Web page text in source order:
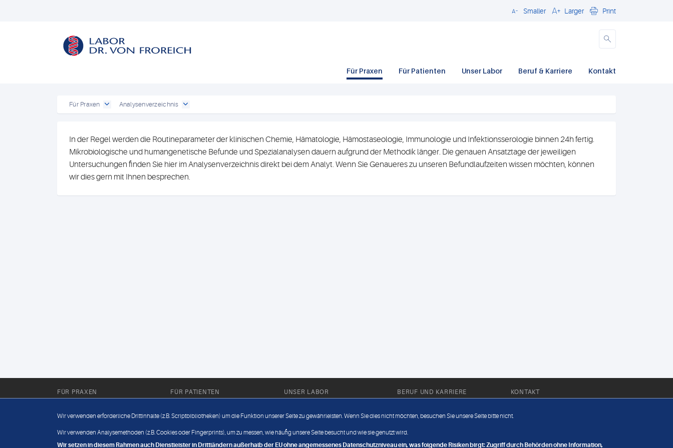
CloseSmaller Larger Print
Für Praxen Für Patienten Unser Labor Beruf & Karriere Kontakt
Für Praxen Analysenverzeichnis
In der Regel werden die Routineparameter der klinischen Chemie, Hämatologie, Hämostaseologie, Immunologie und Infektionsserologie binnen 24h fertig.
Mikrobiologische und humangenetische Befunde und Spezialanalysen dauern aufgrund der Methodik länger. Die genauen Ansatztage der jeweiligen
Untersuchungen finden Sie hier im Analysenverzeichnis direkt bei dem Analyt. Wenn Sie Genaueres zu unseren Befundlaufzeiten wissen möchten, können
wir dies gern mit Ihnen besprechen.
FÜR PRAXEN FÜR PATIENTEN UNSER LABOR
Außendienst
BERUF UND KARRIERE
Jobangebote
KONTAKT
Datenschutz
Wir verwenden erforderliche Drittinhalte (z.B. Scriptbibliotheken) um die Funktion unserer Seite zu gewährleisten. Wenn Sie dies nicht möchten, besuchen Sie unsere Seite bitte nicht.
Wir verwenden Analysemethoden (z.B. Cookies oder Fingerprints), um zu messen, wie häufig unsere Seite besucht und wie sie genutzt wird.
Wir setzen in diesem Rahmen auch Dienstleister in Drittländern außerhalb der EU ohne angemessenes Datenschutzniveau ein, was folgende Risiken birgt: Zugriff durch Behörden ohne Information,